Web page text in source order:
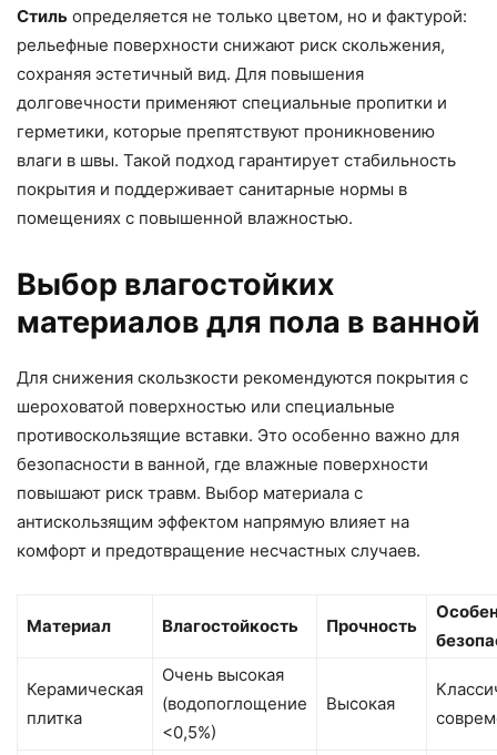
Стиль определяется не только цветом, но и фактурой:
рельефные поверхности снижают риск скольжения,
сохраняя эстетичный вид. Для повышения
долговечности применяют специальные пропитки и
герметики, которые препятствуют проникновению
влаги в швы. Такой подход гарантирует стабильность
покрытия и поддерживает санитарные нормы в
помещениях с повышенной влажностью.
Выбор влагостойких
материалов для пола в ванной
Для снижения скользкости рекомендуются покрытия с
шероховатой поверхностью или специальные
противоскользящие вставки. Это особенно важно для
безопасности в ванной, где влажные поверхности
повышают риск травм. Выбор материала с
антискользящим эффектом напрямую влияет на
комфорт и предотвращение несчастных случаев.
Материал Влагостойкость Прочность
Керамическая
плитка
Очень высокая
(водопоглощение
<0,5%)
Высокая